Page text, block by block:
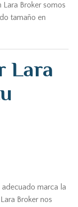
Lara Broker somos
tamaño en
Lara
adecuado marca la
Broker nos